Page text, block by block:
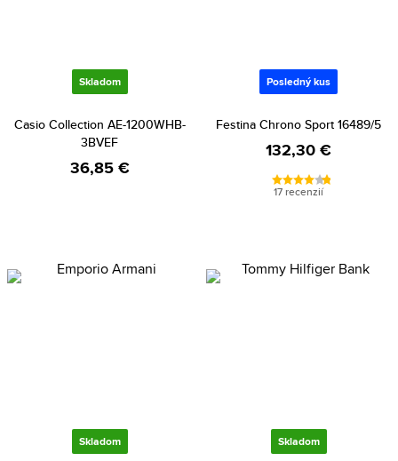
Skladom
Casio Collection AE-1200WHB-
3BVEF
36,85 €
Posledný kus
Festina Chrono Sport 16489/5
132,30 €
17 recenzií
Skladom Skladom